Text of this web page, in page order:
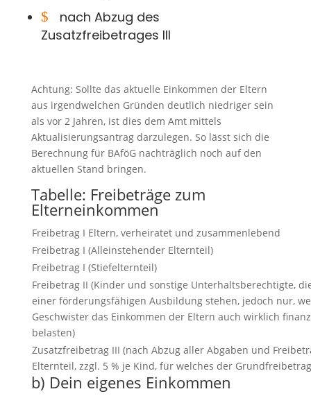
$
nach Abzug des
Zusatzfreibetrages III
Achtung: Sollte das aktuelle Einkommen der Eltern
aus irgendwelchen Gründen deutlich niedriger sein
als vor 2 Jahren, ist dies dem Amt mittels
Aktualisierungsantrag darzulegen. So lässt sich die
Berechnung für BAföG nachträglich noch auf den
aktuellen Stand bringen.
Tabelle: Freibeträge zum
Elterneinkommen
Freibetrag I Eltern, verheiratet und zusammenlebend
Freibetrag I (Alleinstehender Elternteil)
Freibetrag I (Stiefelternteil)
Freibetrag II (Kinder und sonstige Unterhaltsberechtigte,
einer förderungsfähigen Ausbildung stehen, jedoch nur,
Geschwister das Einkommen der Eltern auch wirklich
belasten)
Zusatzfreibetrag III (nach Abzug aller Abgaben und
Elternteil, zzgl. 5 % je Kind, für welches der
b) Dein eigenes Einkommen